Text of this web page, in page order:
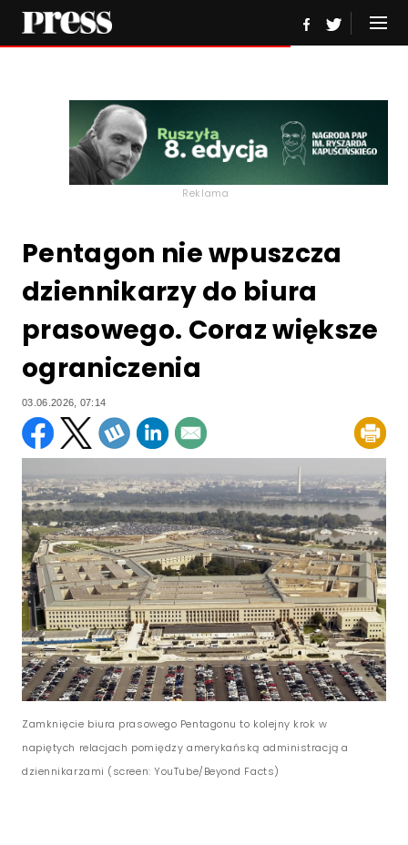
Reklama
Pentagon nie wpuszcza
dziennikarzy do biura
prasowego. Coraz większe
ograniczenia
03.06.2026, 07:14
Zamknięcie biura prasowego Pentagonu to kolejny krok w
napiętych relacjach pomiędzy amerykańską administracją a
dziennikarzami (screen: YouTube/Beyond Facts)